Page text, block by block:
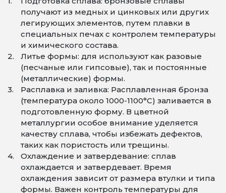
получают из медных и цинковых или других
легирующих элементов, путем плавки в
специальных печах с контролем температуры
и химического состава.
Литье формы: для используют как разовые
(песчаные или гипсовые), так и постоянные
(металлические) формы.
Расплавка и заливка: Расплавленная бронза
(температура около 1000-1100°C) заливается в
подготовленную форму. В цветной
металлургии особое внимание уделяется
качеству сплава, чтобы избежать дефектов,
таких как пористость или трещины.
Охлаждение и затвердевание: сплав
охлаждается и затвердевает. Время
охлаждения зависит от размера втулки и типа
формы. Важен контроль температуры для